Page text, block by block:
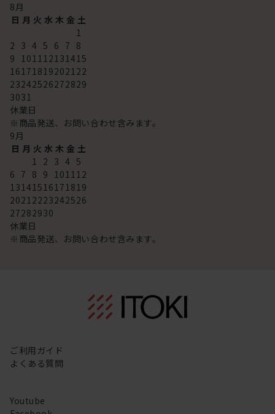
8月
日 月 火 水 木 金 土
1
2 3 4 5 6 7 8
9 101112131415
16171819202122
23242526272829
3031
休業日
※商品発送、お問い合わせ含みます。
9月
日 月 火 水 木 金 土
1 2 3 4 5
6 7 8 9 101112
13141516171819
20212223242526
27282930
休業日
※商品発送、お問い合わせ含みます。
ご利用ガイド
よくある質問
Youtube